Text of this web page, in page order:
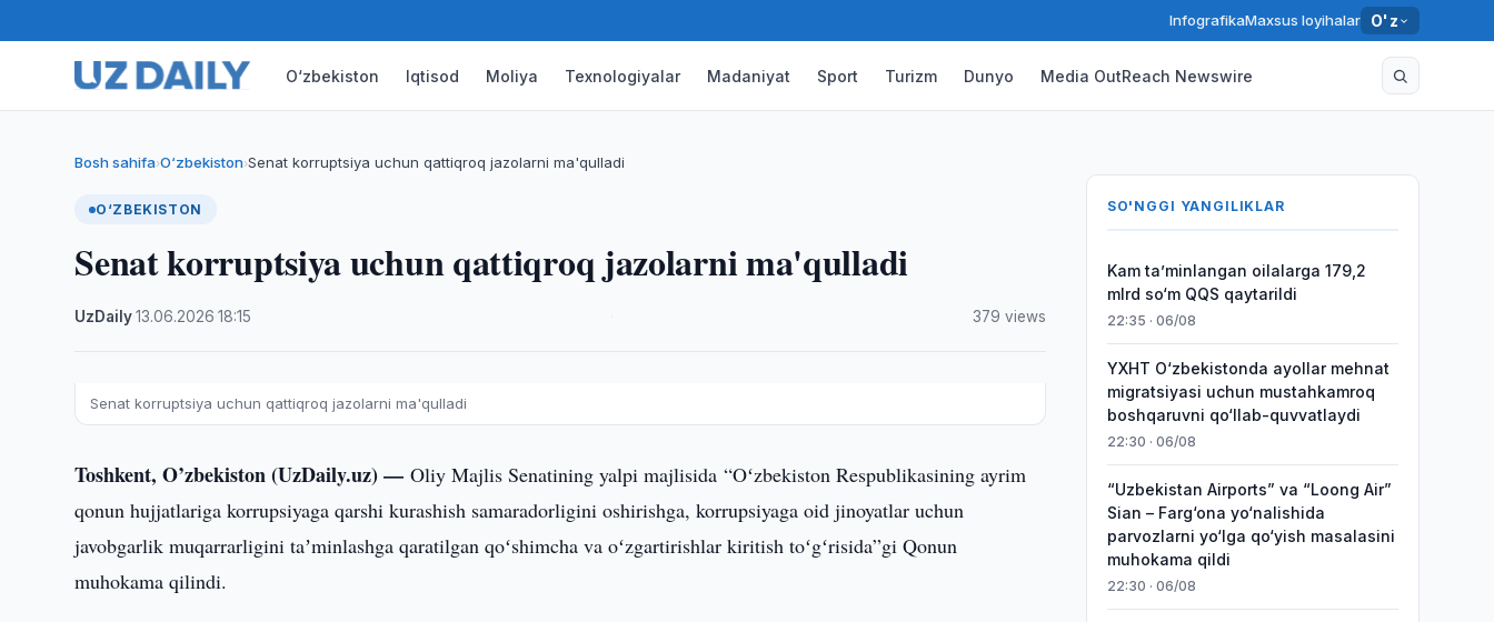
InfografikaMaxsus loyihalar O'z
O‘zbekiston Iqtisod Moliya Texnologiyalar Madaniyat Sport Turizm Dunyo Media OutReach Newswire
Bosh sahifa›O‘zbekiston›Senat korruptsiya uchun qattiqroq jazolarni ma'qulladi
O‘ZBEKISTON
Senat korruptsiya uchun qattiqroq jazolarni ma'qulladi
UzDaily·13.06.2026 ·18:15 379 views
Senat korruptsiya uchun qattiqroq jazolarni ma'qulladi
Toshkent, O’zbekiston (UzDaily.uz) —Oliy Majlis Senatining yalpi majlisida “Oʻzbekiston Respublikasining ayrim
qonun hujjatlariga korrupsiyaga qarshi kurashish samaradorligini oshirishga, korrupsiyaga oid jinoyatlar uchun
javobgarlik muqarrarligini taʼminlashga qaratilgan qoʻshimcha va oʻzgartirishlar kiritish toʻgʻrisida”gi Qonun
muhokama qilindi.
SO'NGGI YANGILIKLAR
Kam taʼminlangan oilalarga 179,2
mlrd so‘m QQS qaytarildi
22:35 · 06/08
YXHT O‘zbekistonda ayollar mehnat
migratsiyasi uchun mustahkamroq
boshqaruvni qo‘llab-quvvatlaydi
22:30 · 06/08
“Uzbekistan Airports” va “Loong Air”
Sian – Farg‘ona yo‘nalishida
parvozlarni yo‘lga qo‘yish masalasini
muhokama qildi
22:30 · 06/08